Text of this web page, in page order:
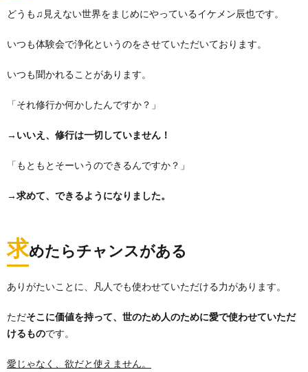
どうも♫見えない世界をまじめにやっているイケメン辰也です。
いつも体験会で浄化というのをさせていただいております。
いつも聞かれることがあります。
「それ修行か何かしたんですか？」
→ いいえ、修行は一切していません！
「もともとそーいうのできるんですか？」
→求めて、できるようになりました。
求めたらチャンスがある
ありがたいことに、凡人でも使わせていただける力があります。
ただそこに価値を持って、世のため人のために愛で使わせていただ
けるものです。
愛じゃなく、欲だと使えません。